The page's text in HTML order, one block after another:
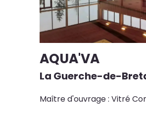
AQUA'VA
La Guerche-de-
Maître d'ouvrage : Vitré